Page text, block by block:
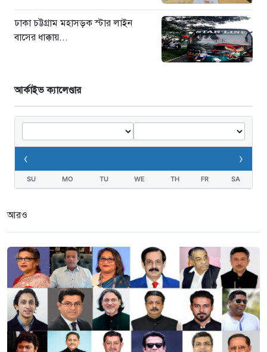
ঢাকা চট্টগ্রাম মহাসড়ক স্টার লাইন
বাসের ধাক্কায়...
আর্কাইভ ক্যালেণ্ডার
‹ ›
SU MO TU WE TH FR SA
আরও